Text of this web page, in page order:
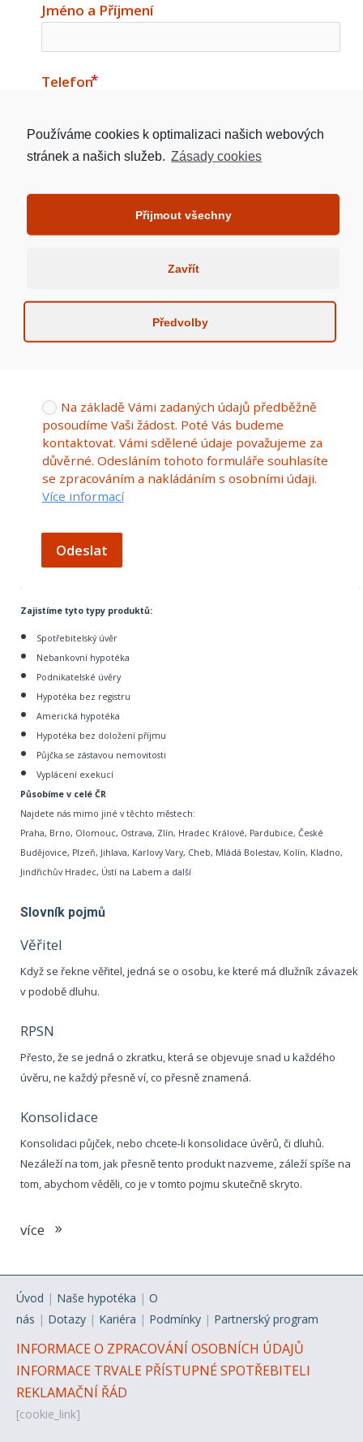
Jméno a Příjmení
Telefon
Email
Adresa Nemovitosti
Požadovaná výše úvěru v Kč
Na základě Vámi zadaných údajů předběžně
posoudíme Vaši žádost. Poté Vás budeme
kontaktovat. Vámi sdělené údaje považujeme za
důvěrné. Odesláním tohoto formuláře souhlasíte
se zpracováním a nakládáním s osobními údaji.
Více informací
Odeslat
Zajistíme tyto typy produktů:
Spotřebitelský úvěr
Nebankovní hypotéka
Podnikatelské úvěry
Hypotéka bez registru
Americká hypotéka
Hypotéka bez doložení příjmu
Půjčka se zástavou nemovitosti
Vyplácení exekucí
Působíme v celé ČR
Najdete nás mimo jiné v těchto městech:
Praha, Brno, Olomouc, Ostrava, Zlín, Hradec Králové, Pardubice, České
Budějovice, Plzeň, Jihlava, Karlovy Vary, Cheb, Mládá Bolestav, Kolín, Kladno,
Jindřichův Hradec, Ústí na Labem a další
Slovník pojmů
Věřitel
Když se řekne věřitel, jedná se o osobu, ke které má dlužník závazek
v podobě dluhu.
RPSN
Přesto, že se jedná o zkratku, která se objevuje snad u každého
úvěru, ne každý přesně ví, co přesně znamená.
Konsolidace
Konsolidaci půjček, nebo chcete-li konsolidace úvěrů, či dluhů.
Nezáleží na tom, jak přesně tento produkt nazveme, záleží spíše na
tom, abychom věděli, co je v tomto pojmu skutečně skryto.
více
Úvod | Naše hypotéka | O
nás | Dotazy | Kariéra | Podmínky | Partnerský program
INFORMACE O ZPRACOVÁNÍ OSOBNÍCH ÚDAJŮ
INFORMACE TRVALE PŘÍSTUPNÉ SPOTŘEBITELI
REKLAMAČNÍ ŘÁD
[cookie_link]
Používáme cookies k optimalizaci našich webových
stránek a našich služeb. Zásady cookies
Přijmout všechny
Zavřít
Předvolby